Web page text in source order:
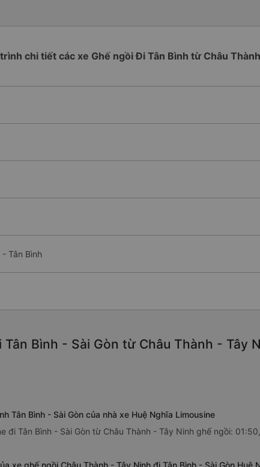
chi tiết các xe Ghế ngồi Đi Tân Bình từ Châu Thành
Tân Bình
Tân Bình - Sài Gòn từ Châu Thành - Tây
Tân Bình - Sài Gòn của nhà xe Huệ Nghĩa Limousine
đi Tân Bình - Sài Gòn từ Châu Thành - Tây Ninh ghế ngồi: